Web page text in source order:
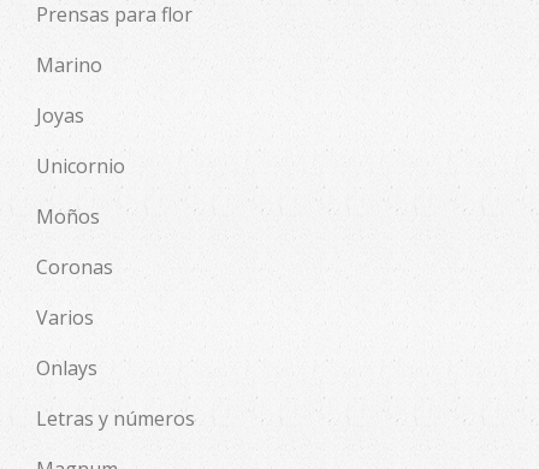
Prensas para flor
Marino
Joyas
Unicornio
Moños
Coronas
Varios
Onlays
Letras y números